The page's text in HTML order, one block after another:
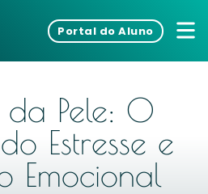
Portal do Aluno
da Pele: O
Estresse e
Emocional